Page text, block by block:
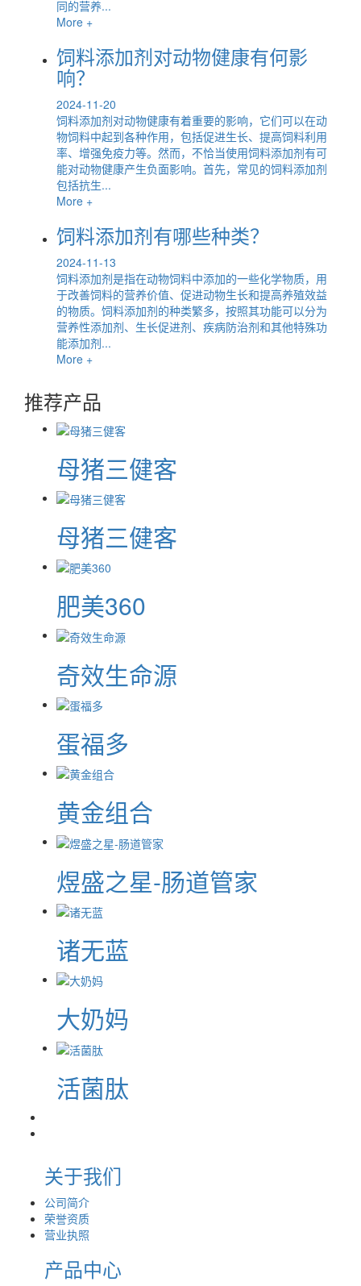
同的营养...
More +
饲料添加剂对动物健康有何影
响？
2024-11-20
饲料添加剂对动物健康有着重要的影响，它们可以在动
物饲料中起到各种作用，包括促进生长、提高饲料利用
率、增强免疫力等。然而，不恰当使用饲料添加剂有可
能对动物健康产生负面影响。首先，常见的饲料添加剂
包括抗生...
More +
饲料添加剂有哪些种类？
2024-11-13
饲料添加剂是指在动物饲料中添加的一些化学物质，用
于改善饲料的营养价值、促进动物生长和提高养殖效益
的物质。饲料添加剂的种类繁多，按照其功能可以分为
营养性添加剂、生长促进剂、疾病防治剂和其他特殊功
能添加剂...
More +
推荐产品
母猪三健客
母猪三健客
肥美360
奇效生命源
蛋福多
黄金组合
煜盛之星-肠道管家
诸无蓝
大奶妈
活菌肽
关于我们
公司简介
荣誉资质
营业执照
产品中心